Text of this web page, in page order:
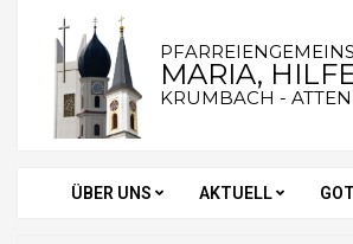
content
MARIA,
KRUMBACH -
Secondary
ÜBER UNS AKTUELL